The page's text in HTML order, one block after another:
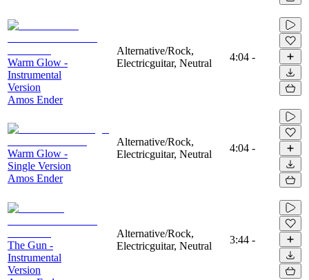
Warm Glow -
Instrumental
Version
Amos Ender
Alternative/Rock,
Electricguitar, Neutral
4:04 -
Warm Glow -
Single Version
Amos Ender
Alternative/Rock,
Electricguitar, Neutral
4:04 -
The Gun -
Instrumental
Version
Alternative/Rock,
Electricguitar, Neutral
3:44 -